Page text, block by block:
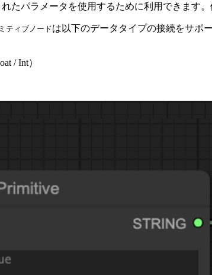
たパラメータを使用するために利用できます
ィブノードは以下のデータタイプの接続をサポ
/ Int）